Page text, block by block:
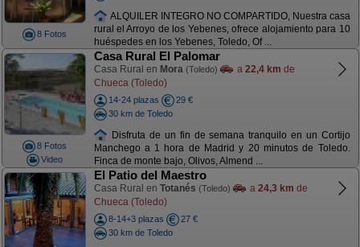
8 Fotos
ALQUILER INTEGRO NO COMPARTIDO, Nuestra casa
rural el Arroyo de los Yebenes, ofrece alojamiento para 10
huéspedes en los Yebenes, Toledo, Of ...
8 Fotos
Video
Casa Rural El Palomar
Casa Rural en Mora (Toledo) a 22,4 km de
Chueca (Toledo)
14-24 plazas
29 €
30 km de Toledo
Disfruta de un fin de semana tranquilo en un Cortijo
Manchego a 1 hora de Madrid y 20 minutos de Toledo.
Finca de monte bajo, Olivos, Almend ...
El Patio del Maestro
Casa Rural en Totanés (Toledo) a 24,3 km de
Chueca (Toledo)
8-14+3 plazas
27 €
30 km de Toledo